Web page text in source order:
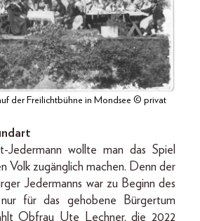
der Freilichtbühne in Mondsee © privat
wollte man das Spiel
Volk zugänglich machen. Denn der
Jedermanns war zu Beginn des
für das gehobene Bürgertum
Obfrau Ute Lechner, die 2022